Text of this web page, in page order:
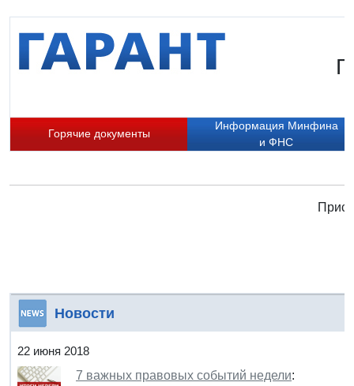
Горячие документы
Информация Минфина
и ФНС
Новости
22 июня 2018
7 важных правовых событий недели: